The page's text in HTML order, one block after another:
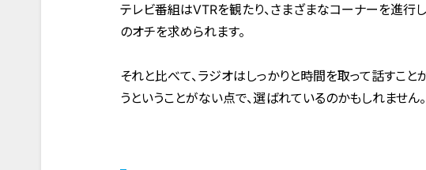
テレビ番組はVTRを観たり、さまざまなコーナーを進行
のオチを求められます。
それと比べて、ラジオはしっかりと時間を取って話すこと
うということがない点で、選ばれているのかもしれません。